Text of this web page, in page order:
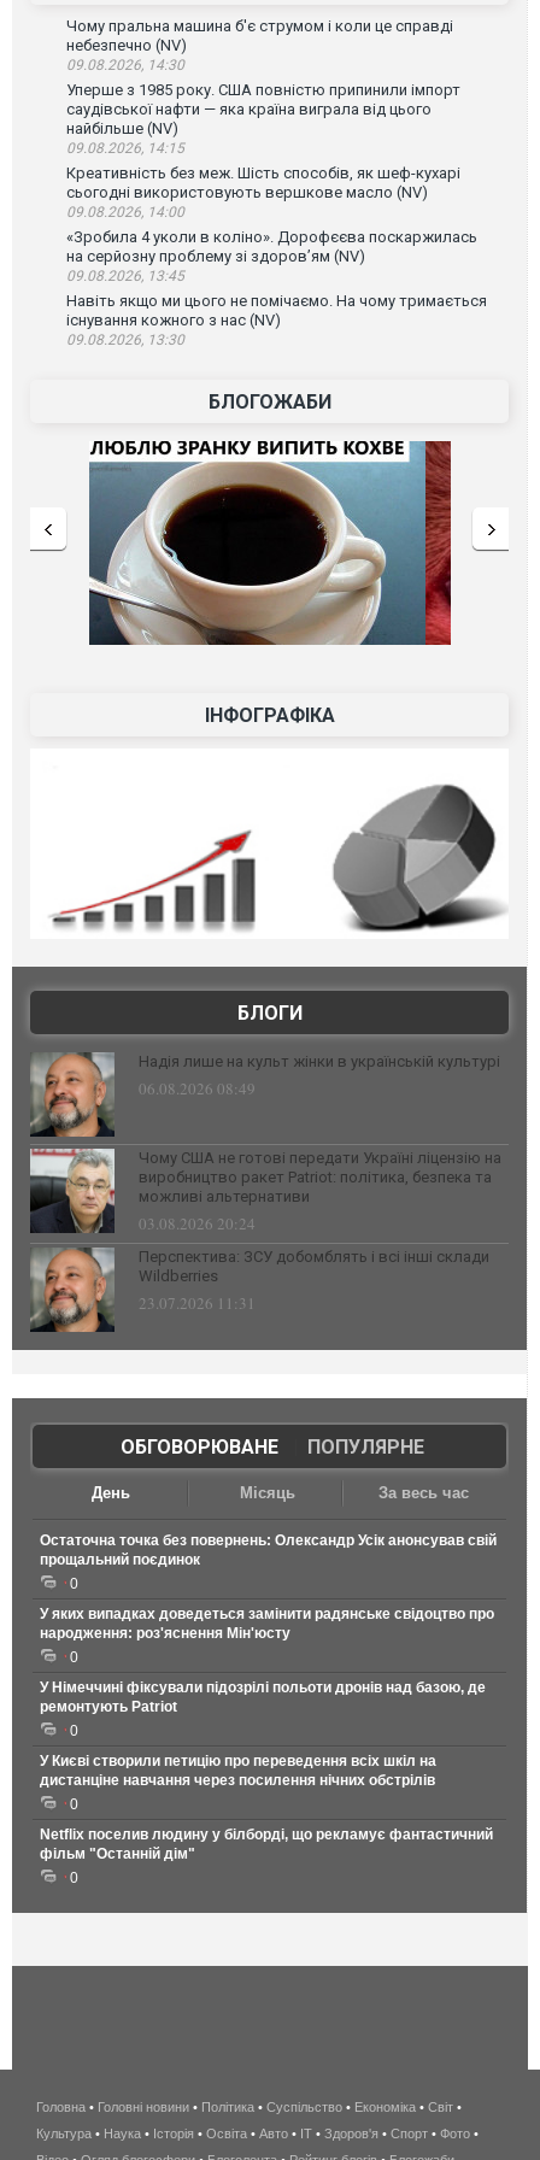
Чому пральна машина б'є струмом і коли це справді
небезпечно (NV)
09.08.2026, 14:30
Уперше з 1985 року. США повністю припинили імпорт
саудівської нафти — яка країна виграла від цього
найбільше (NV)
09.08.2026, 14:15
Креативність без меж. Шість способів, як шеф-кухарі
сьогодні використовують вершкове масло (NV)
09.08.2026, 14:00
«Зробила 4 уколи в коліно». Дорофєєва поскаржилась
на серйозну проблему зі здоров’ям (NV)
09.08.2026, 13:45
Навіть якщо ми цього не помічаємо. На чому тримається
існування кожного з нас (NV)
09.08.2026, 13:30
БЛОГОЖАБИ
ІНФОГРАФІКА
БЛОГИ
Надія лише на культ жінки в українській культурі
06.08.2026 08:49
Чому США не готові передати Україні ліцензію на
виробництво ракет Patriot: політика, безпека та
можливі альтернативи
03.08.2026 20:24
Перспектива: ЗСУ добомблять і всі інші склади
Wildberries
23.07.2026 11:31
ОБГОВОРЮВАНЕ| ПОПУЛЯРНЕ
День Місяць За весь час
Остаточна точка без повернень: Олександр Усік анонсував свій
прощальний поєдинок
0
У яких випадках доведеться замінити радянське свідоцтво про
народження: роз'яснення Мін'юсту
0
У Німеччині фіксували підозрілі польоти дронів над базою, де
ремонтують Patriot
0
У Києві створили петицію про переведення всіх шкіл на
дистанціне навчання через посилення нічних обстрілів
0
Netflix поселив людину у білборді, що рекламує фантастичний
фільм "Останній дім"
0
беспроводной
интернет
Головна • Головні новини • Політика • Суспільство • Економіка • Світ •
Культура • Наука • Історія • Освіта • Авто • IT • Здоров'я • Спорт • Фото •